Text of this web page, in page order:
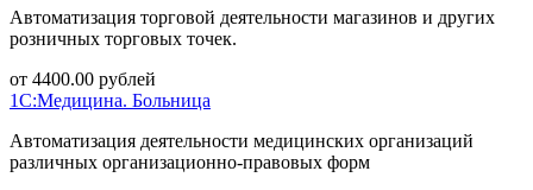
Автоматизация торговой деятельности магазинов и других
розничных торговых точек.
от 4400.00 рублей
1С:Медицина. Больница
Автоматизация деятельности медицинских организаций
различных организационно-правовых форм